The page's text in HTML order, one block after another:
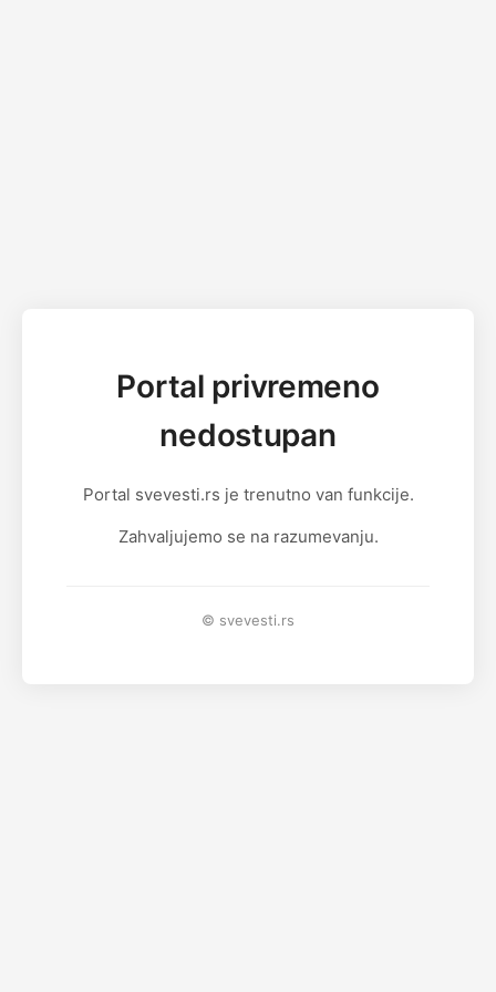
Portal privremeno
nedostupan
Portal svevesti.rs je trenutno van funkcije.
Zahvaljujemo se na razumevanju.
© svevesti.rs